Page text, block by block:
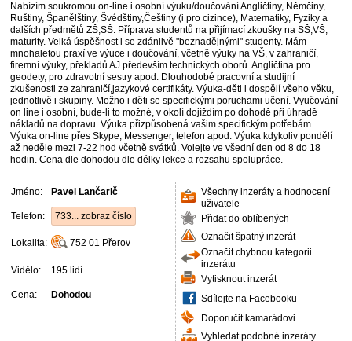
Nabízím soukromou on-line i osobní výuku/doučování Angličtiny, Němčiny,
Ruštiny, Španělštiny, Švédštiny,Češtiny (i pro cizince), Matematiky, Fyziky a
dalších předmětů ZŠ,SŠ. Příprava studentů na přijímací zkoušky na SŠ,VŠ,
maturity. Velká úspěšnost i se zdánlivě "beznadějnými" studenty. Mám
mnohaletou praxí ve výuce i doučování, včetně výuky na VŠ, v zahraničí,
firemní výuky, překladů AJ především technických oborů. Angličtina pro
geodety, pro zdravotní sestry apod. Dlouhodobé pracovní a studijní
zkušenosti ze zahraničí,jazykové certifikáty. Výuka-děti i dospělí všeho věku,
jednotlivě i skupiny. Možno i děti se specifickými poruchami učení. Vyučování
on line i osobní, bude-li to možné, v okolí dojíždím po dohodě při úhradě
nákladů na dopravu. Výuka přizpůsobená vašim specifickým potřebám.
Výuka on-line přes Skype, Messenger, telefon apod. Výuka kdykoliv pondělí
až neděle mezi 7-22 hod včetně svátků. Volejte ve všední den od 8 do 18
hodin. Cena dle dohodou dle délky lekce a rozsahu spolupráce.
Jméno: Pavel Lančarič
Telefon: 733... zobraz číslo
Lokalita: 752 01 Přerov
Vidělo: 195 lidí
Cena: Dohodou
Všechny inzeráty a hodnocení
uživatele
Přidat do oblíbených
Označit špatný inzerát
Označit chybnou kategorii
inzerátu
Vytisknout inzerát
Sdílejte na Facebooku
Doporučit kamarádovi
Vyhledat podobné inzeráty